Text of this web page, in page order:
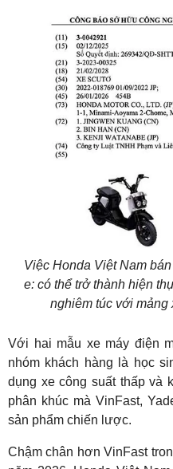
Việc Honda Việt Nam
e: có thể trở thành hiện
nghiêm túc với mảng
Với hai mẫu xe máy điện
nhóm khách hàng là học
dụng xe công suất thấp và
phân khúc mà VinFast,
sản phẩm chiến lược.
Chậm chân hơn VinFast